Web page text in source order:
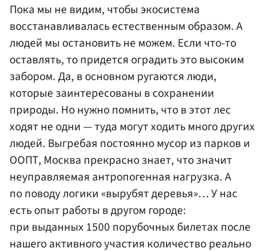
Пока мы не видим, чтобы экосистема
восстанавливалась естественным образом. А
людей мы остановить не можем. Если что-то
оставлять, то придется оградить это высоким
забором. Да, в основном ругаются люди,
которые заинтересованы в сохранении
природы. Но нужно помнить, что в этот лес
ходят не одни — туда могут ходить много других
людей. Выгребая постоянно мусор из парков и
ООПТ, Москва прекрасно знает, что значит
неуправляемая антропогенная нагрузка. А
по поводу логики «вырубят деревья»… У нас
есть опыт работы в другом городе:
при выданных 1500 порубочных билетах после
нашего активного участия количество реально